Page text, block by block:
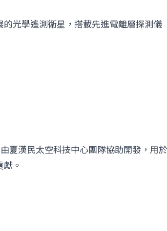
光學遙測衛星，搭載先進電離層探測儀
夏漢民太空科技中心團隊協助開發，用
。